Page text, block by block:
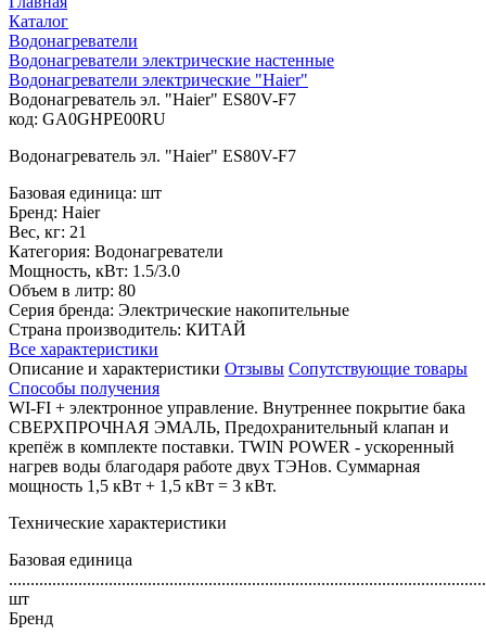
Каталог
Водонагреватели
Водонагреватели электрические настенные
Водонагреватели электрические "Haier"
Водонагреватель эл. "Haier" ES80V-F7
код: GA0GHPE00RU
Водонагреватель эл. "Haier" ES80V-F7
Базовая единица: шт
Бренд: Haier
Вес, кг: 21
Категория: Водонагреватели
Мощность, кВт: 1.5/3.0
Объем в литр: 80
Серия бренда: Электрические накопительные
Страна производитель: КИТАЙ
Все характеристики
Описание и характеристики Отзывы Сопутствующие товары
Способы получения
WI-FI + электронное управление. Внутреннее покрытие бака
СВЕРХПРОЧНАЯ ЭМАЛЬ, Предохранительный клапан и
крепёж в комплекте поставки. TWIN POWER - ускоренный
нагрев воды благодаря работе двух ТЭНов. Суммарная
мощность 1,5 кВт + 1,5 кВт = 3 кВт.
Технические характеристики
Базовая единица
шт
Бренд